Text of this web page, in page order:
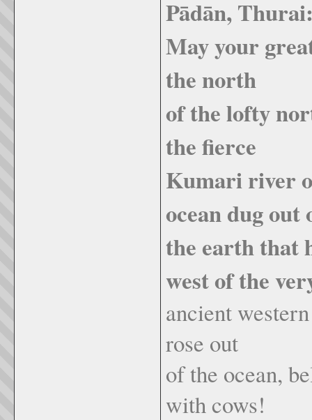
Pādān,
May your
the north
of the lofty
the fierce
Kumari river
ocean dug out
the earth that
west of the
ancient
rose out
of the ocean,
with